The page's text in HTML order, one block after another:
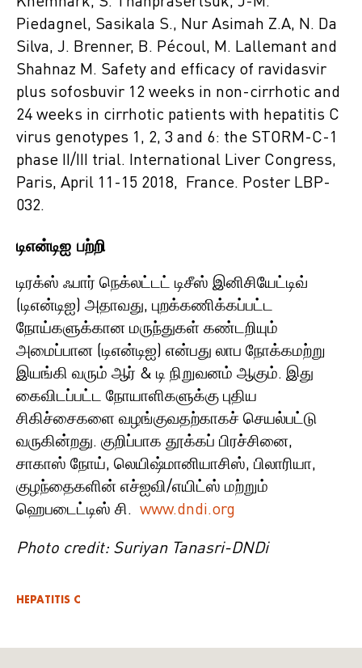
Piedagnel, Sasikala S., Nur Asimah Z.A, N. Da
Silva, J. Brenner, B. Pécoul, M. Lallemant and
Shahnaz M. Safety and efficacy of ravidasvir
plus sofosbuvir 12 weeks in non-cirrhotic and
24 weeks in cirrhotic patients with hepatitis C
virus genotypes 1, 2, 3 and 6: the STORM-C-1
phase II/III trial. International Liver Congress,
Paris, April 11-15 2018, France. Poster LBP-
032.
டிஎன்டிஐ பற்றி
டிரக்ஸ் ஃபார் நெக்லட்டட் டிசீஸ் இனிசியேட்டிவ்
(டிஎன்டிஐ) அதாவது, புறக்கணிக்கப்பட்ட
நோய்களுக்கான மருந்துகள் கண்டறியும்
அமைப்பான (டிஎன்டிஐ) என்பது லாப நோக்கமற்று
இயங்கி வரும் ஆர் & டி நிறுவனம் ஆகும். இது
கைவிடப்பட்ட நோயாளிகளுக்கு புதிய
சிகிச்சைகளை வழங்குவதற்காகச் செயல்பட்டு
வருகின்றது. குறிப்பாக தூக்கப் பிரச்சினை,
சாகாஸ் நோய், லெயிஷ்மானியாசிஸ், பிலாரியா,
குழந்தைகளின் எச்ஐவி/எயிட்ஸ் மற்றும்
ஹெபடைட்டிஸ் சி. www.dndi.org
Photo credit: Suriyan Tanasri-DNDi
HEPATITIS C